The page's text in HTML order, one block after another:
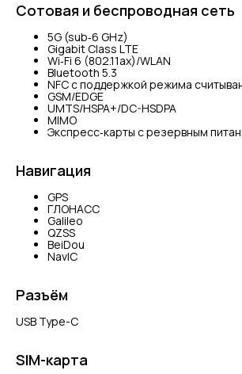
Сотовая и беспроводная сеть
5G (sub‑6 GHz)
Gigabit Class LTE
Wi‑Fi 6 (802.11ax)/WLAN
Bluetooth 5.3
NFC с поддержкой режима
GSM/EDGE
UMTS/​HSPA+/​DC-HSDPA
MIMO
Экспресс‑карты с резервным
Навигация
GPS
ГЛОНАСС
Galileo
QZSS
BeiDou
NavIC
Разъём
USB Type-C
SIM-карта